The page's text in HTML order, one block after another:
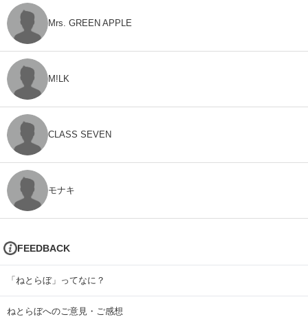
Mrs. GREEN APPLE
M!LK
CLASS SEVEN
モナキ
FEEDBACK
「ねとらぼ」ってなに？
ねとらぼへのご意見・ご感想